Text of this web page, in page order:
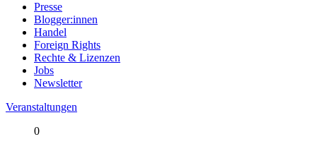
Presse
Blogger:innen
Handel
Foreign Rights
Rechte & Lizenzen
Jobs
Newsletter
Veranstaltungen
0